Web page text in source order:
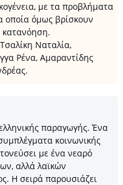
με τα προβλήματα
οποία όμως βρίσκουν
κατανόηση.
Ναταλία,
Ρένα, Αμαραντίδης
παραγωγής. Ένα
κοινωνικής
με ένα νεαρό
αλλά λαϊκών
Η σειρά παρουσιάζει